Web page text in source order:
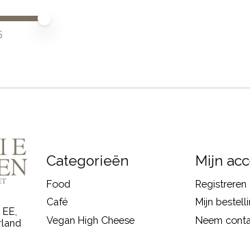
value
Categorieën
Food
Café
Vegan High Cheese
Mijn
Registreren
Mijn
Neem